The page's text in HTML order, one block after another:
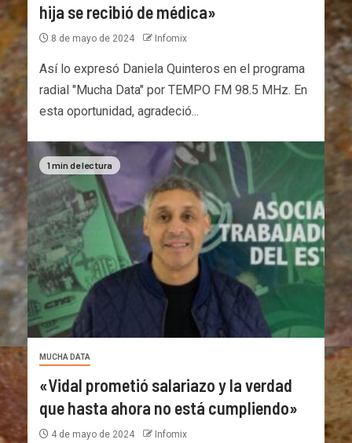
hija se recibió de médica»
8 de mayo de 2024 Infomix
Así lo expresó Daniela Quinteros en el programa
radial "Mucha Data" por TEMPO FM 98.5 MHz. En
esta oportunidad, agradeció...
1 min de lectura
MUCHA DATA
«Vidal prometió salariazo y la verdad
que hasta ahora no está cumpliendo»
4 de mayo de 2024 Infomix